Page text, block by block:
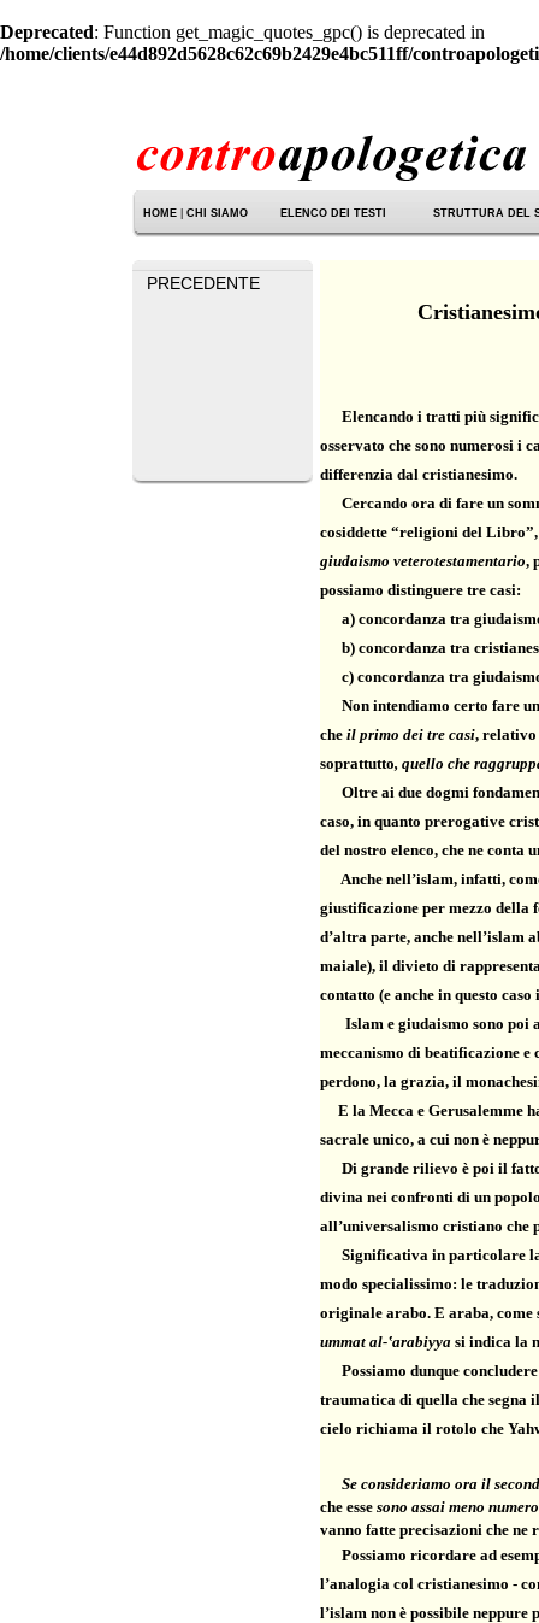
Deprecated: Function get_magic_quotes_gpc() is deprecated in
/home/clients/e44d892d5628c62c69b2429e4bc511ff/
HOME CHI SIAMO ELENCO DEI TESTI STRUTTURA DEL
PRECEDENTE
Elencando i tratti più
osservato che sono numerosi i
differenzia dal cristianesimo.
Cercando ora di fare un
cosiddette “religioni del
giudaismo veterotestamentario,
possiamo distinguere tre casi:
a) concordanza tra
b) concordanza tra
c) concordanza tra giudaismo
Non intendiamo certo fare
che il primo dei tre casi, relativo
soprattutto, quello che
Oltre ai due dogmi
caso, in quanto prerogative
del nostro elenco, che ne conta
Anche nell’islam, infatti,
giustificazione per mezzo della
d’altra parte, anche
maiale), il divieto di
contatto (e anche in questo
Islam e giudaismo sono poi
meccanismo di beatificazione e
perdono, la grazia, il
E la Mecca e Gerusalemme
sacrale unico, a cui non è
Di grande rilievo è poi il fatto
divina nei confronti di un
all’universalismo cristiano che
Significativa in particolare la
modo specialissimo: le
originale arabo. E araba, come
ummat al-‛arabiyya si indica la
Possiamo dunque
traumatica di quella che segna
cielo richiama il rotolo che
Se consideriamo ora il
che esse sono assai meno
vanno fatte precisazioni che
Possiamo ricordare ad
l’analogia col cristianesimo -
l’islam non è possibile